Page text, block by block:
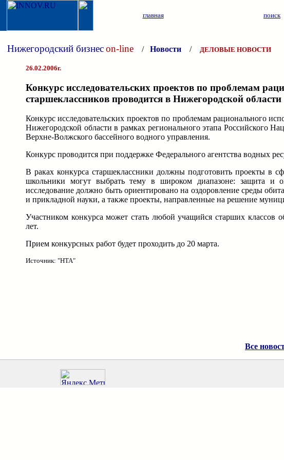
главная поиск
Нижегородский бизнесon-line / Новости / ДЕЛОВЫЕ НОВОСТИ
26.02.2006г.
Конкурс исследовательских проектов по проблемам
старшеклассников проводится в Нижегородской области
Конкурс исследовательских проектов по проблемам рационального
Нижегородской области в рамках регионального этапа Российского
Верхне-Волжского бассейного водного управления.
Конкурс проводится при поддержке Федерального агентства водных
В раках конкурса старшеклассники должны подготовить проекты в
школьники могут выбрать тему в широком диапазоне: защита и
исследование должно быть ориентировано на оздоровление среды
и прикладной науки, а также проекты, направленные на решение
Участником конкурса может стать любой учащийся старших
лет.
Прием конкурсных работ будет проходить до 20 марта.
Источник: "НТА"
Все